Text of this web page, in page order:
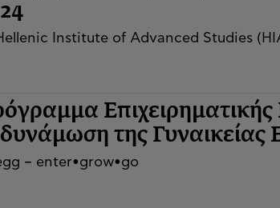
Institute of Advanced Studies
Επιχειρηματικής
της
– enter•grow•go